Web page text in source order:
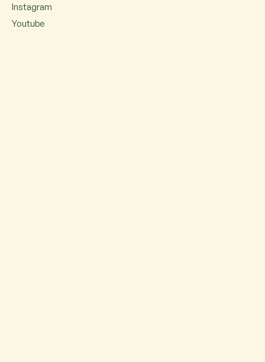
Instagram
Youtube